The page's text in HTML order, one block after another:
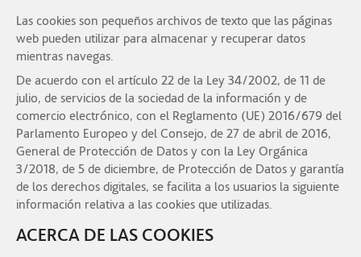
Las cookies son pequeños archivos de texto que las páginas
web pueden utilizar para almacenar y recuperar datos
mientras navegas.
De acuerdo con el artículo 22 de la Ley 34/2002, de 11 de
julio, de servicios de la sociedad de la información y de
comercio electrónico, con el Reglamento (UE) 2016/679 del
Parlamento Europeo y del Consejo, de 27 de abril de 2016,
General de Protección de Datos y con la Ley Orgánica
3/2018, de 5 de diciembre, de Protección de Datos y garantía
de los derechos digitales, se facilita a los usuarios la siguiente
información relativa a las cookies que utilizadas.
ACERCA DE LAS COOKIES